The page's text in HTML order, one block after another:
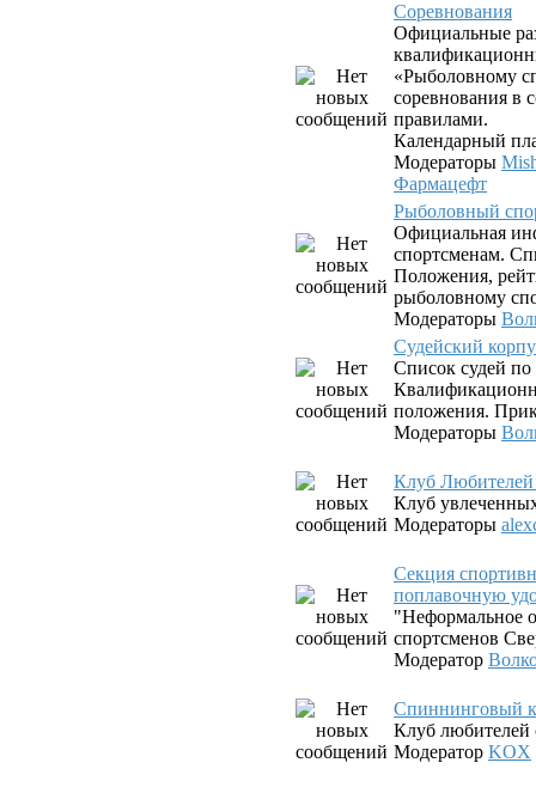
Соревнования
Официальные
«Рыболовному
соревнования в
правилами.
Календарный
Модераторы
Фармацефт
Рыболовный
Официальная
спортсменам.
Положения,
рыболовному
Модераторы
Судейский
Список судей
положения.
Модераторы
Клуб
Клуб
Модераторы
Секция
поплавочную
"Неформальное
спортсменов
Модератор
Спиннинговый
Клуб любителей
Модератор KOX